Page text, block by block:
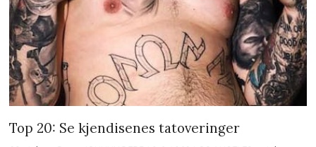
Top 20: Se kjendisenes tatoveringer